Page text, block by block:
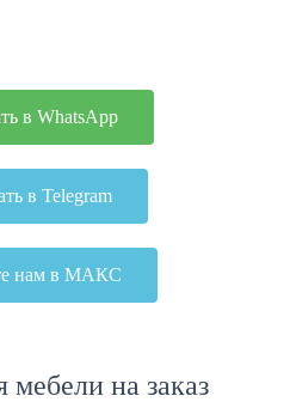
в WhatsApp
в Telegram
нам в МАКС
на заказ